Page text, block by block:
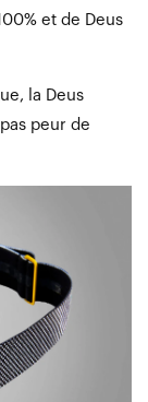
et de Deus
la Deus
peur de